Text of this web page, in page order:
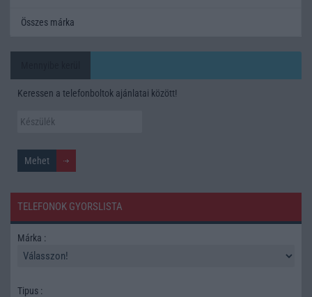
Összes márka
Keressen a telefonboltok ajánlatai között!
TELEFONOK GYORSLISTA
Márka :
Tipus :